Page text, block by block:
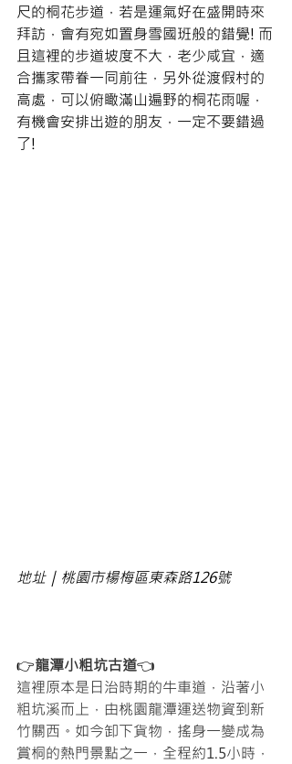
尺的桐花步道，若是運氣好在盛開時來
拜訪，會有宛如置身雪國班般的錯覺! 而
且這裡的步道坡度不大，老少咸宜，適
合攜家帶眷一同前往，另外從渡假村的
高處，可以俯瞰滿山遍野的桐花雨喔，
有機會安排出遊的朋友，一定不要錯過
了!
地址｜桃園市楊梅區東森路126號
👉龍潭小粗坑古道👈
這裡原本是日治時期的牛車道，沿著小
粗坑溪而上，由桃園龍潭運送物資到新
竹關西。如今卸下貨物，搖身一變成為
賞桐的熱門景點之一，全程約1.5小時，